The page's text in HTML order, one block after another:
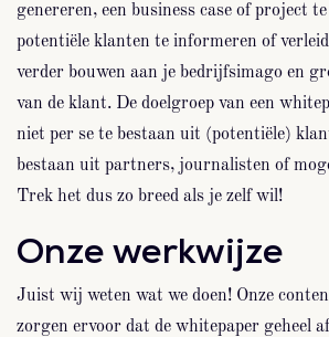
genereren, een business case of project
potentiële klanten te informeren of
verder bouwen aan je bedrijfsimago en
van de klant. De doelgroep van een
niet per se te bestaan uit (potentiële)
bestaan uit partners, journalisten of
Trek het dus zo breed als je zelf wil!
Onze werkwijze
Juist wij weten wat we doen! Onze
zorgen ervoor dat de whitepaper geheel